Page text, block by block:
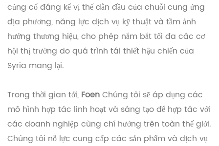
củng cố đáng kể vị thế dẫn đầu của chuỗi cung ứng
địa phương, năng lực dịch vụ kỹ thuật và tầm ảnh
hưởng thương hiệu, cho phép nắm bắt tối đa các cơ
hội thị trường do quá trình tái thiết hậu chiến của
Syria mang lại.
Trong thời gian tới, FoenChúng tôi sẽ áp dụng các
mô hình hợp tác linh hoạt và sáng tạo để hợp tác với
các doanh nghiệp cùng chí hướng trên toàn thế giới.
Chúng tôi nỗ lực cung cấp các sản phẩm và dịch vụ